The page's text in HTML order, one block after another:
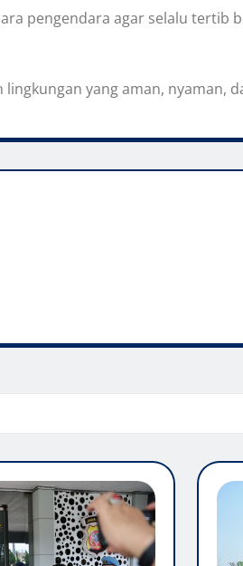
pengendara agar selalu tertib
yang aman, nyaman,